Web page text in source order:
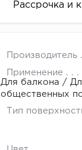
Рассрочка и
Производитель
Применение
Для балкона /
общественных
Тип